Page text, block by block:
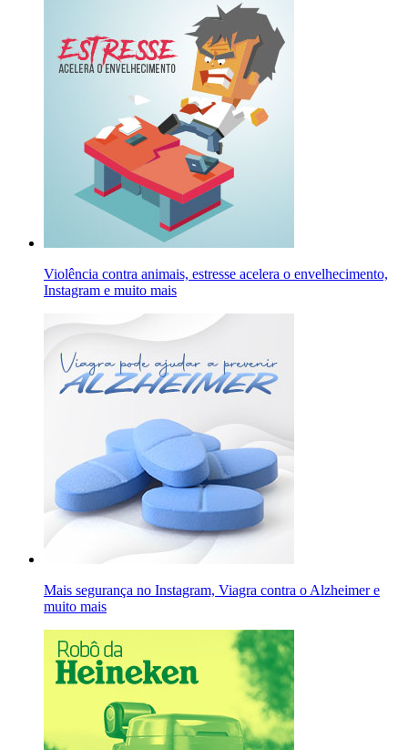
Violência contra animais, estresse acelera o envelhecimento,
Instagram e muito mais
Mais segurança no Instagram, Viagra contra o Alzheimer e
muito mais